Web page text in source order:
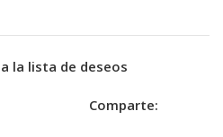
la lista de deseos
Comparte: